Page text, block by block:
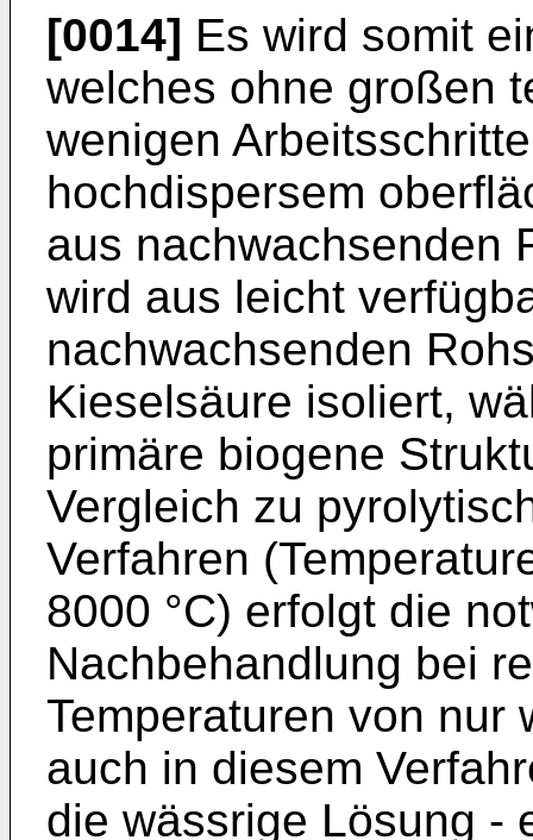
[0014] Es wird somit
welches ohne großen
wenigen
hochdispersem
aus nachwachsenden
wird aus leicht
nachwachsenden
Kieselsäure isoliert,
primäre biogene
Vergleich zu
Verfahren
8000 °C) erfolgt die
Nachbehandlung bei
Temperaturen von nur
auch in diesem
die wässrige Lösung -